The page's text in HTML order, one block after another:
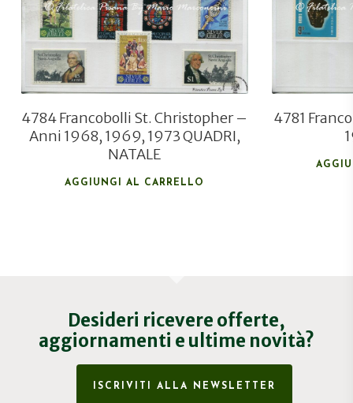
4784 Francobolli St. Christopher –
Anni 1968, 1969, 1973 QUADRI,
NATALE
AGGIUNGI AL CARRELLO
4781
Desideri ricevere offerte,
aggiornamenti e ultime novità?
ISCRIVITI ALLA NEWSLETTER